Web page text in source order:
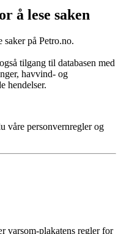
å lese saken
på Petro.no.
tilgang til databasen med
havvind- og
hendelser.
våre personvernreglerog
varsom-plakatens regler for